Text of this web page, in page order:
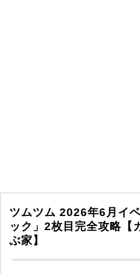
ツムツム 2026年6月イ
ック」2枚目完全攻略【
ぶ家】